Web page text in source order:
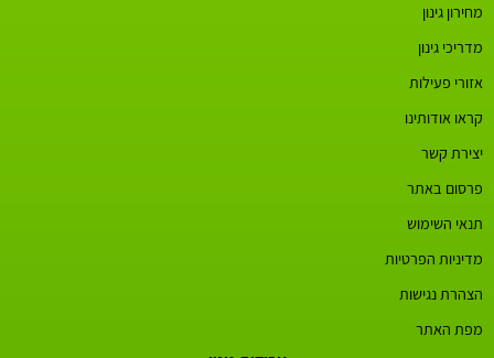
מחירון גינון
מדריכי גינון
אזורי פעילות
קראו אודותינו
יצירת קשר
פרסום באתר
תנאי השימוש
מדיניות הפרטיות
הצהרת נגישות
מפת האתר